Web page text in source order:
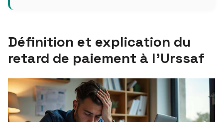
Définition et explication du
retard de paiement à l’Urssaf